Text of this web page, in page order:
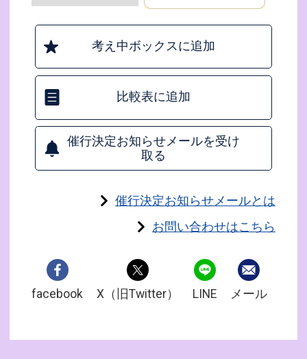
考え中ボックスに追加
比較表に追加
催行決定お知らせメールを受け
取る
催行決定お知らせメールとは
お問い合わせはこちら
facebook X（旧Twitter） LINE メール